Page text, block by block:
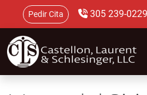
Pedir Cita 305 239-0229